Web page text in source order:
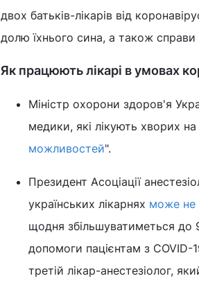
двох батьків-лікарів від
долю їхнього сина, а також справи
Як працюють лікарі в умовах
Міністр охорони здоров'я
медики, які лікують хворих
можливостей".
Президент Асоціації
українських лікарнях може не
щодня збільшуватиметься до
допомоги пацієнтам з COVID-
третій лікар-анестезіолог,